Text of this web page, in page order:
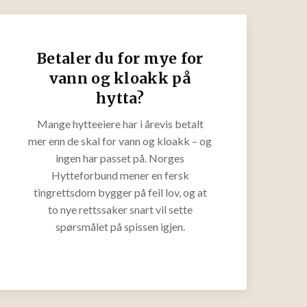
Betaler du for mye for
vann og kloakk på
hytta?
Mange hytteeiere har i årevis betalt
mer enn de skal for vann og kloakk – og
ingen har passet på. Norges
Hytteforbund mener en fersk
tingrettsdom bygger på feil lov, og at
to nye rettssaker snart vil sette
spørsmålet på spissen igjen.